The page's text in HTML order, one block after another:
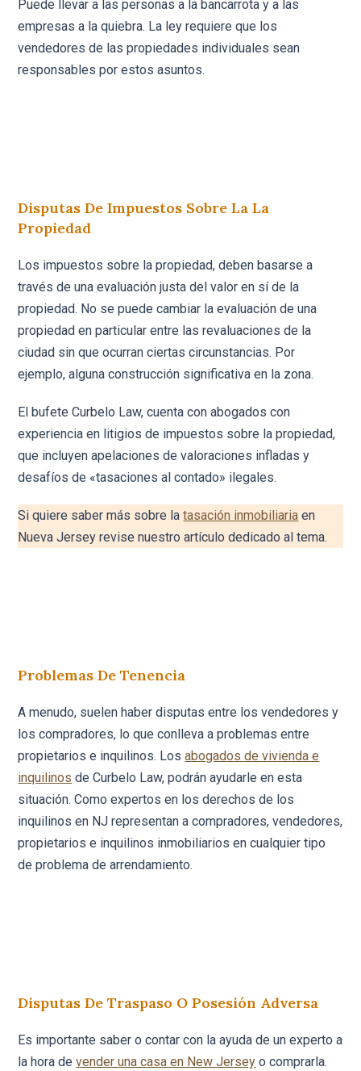
Puede llevar a las personas a la bancarrota y a las
empresas a la quiebra. La ley requiere que los
vendedores de las propiedades individuales sean
responsables por estos asuntos.
Disputas De Impuestos Sobre La La
Propiedad
Los impuestos sobre la propiedad, deben basarse a
través de una evaluación justa del valor en sí de la
propiedad. No se puede cambiar la evaluación de una
propiedad en particular entre las revaluaciones de la
ciudad sin que ocurran ciertas circunstancias. Por
ejemplo, alguna construcción significativa en la zona.
El bufete Curbelo Law, cuenta con abogados con
experiencia en litigios de impuestos sobre la propiedad,
que incluyen apelaciones de valoraciones infladas y
desafíos de «tasaciones al contado» ilegales.
Si quiere saber más sobre latasación inmobiliaria en
Nueva Jersey revise nuestro artículo dedicado al tema.
Problemas De Tenencia
A menudo, suelen haber disputas entre los vendedores y
los compradores, lo que conlleva a problemas entre
propietarios e inquilinos. Losabogados de vivienda e
inquilinos de Curbelo Law, podrán ayudarle en esta
situación. Como expertos en los derechos de los
inquilinos en NJ representan a compradores, vendedores,
propietarios e inquilinos inmobiliarios en cualquier tipo
de problema de arrendamiento.
Disputas De Traspaso O Posesión Adversa
Es importante saber o contar con la ayuda de un experto a
la hora devender una casa en New Jersey o comprarla.